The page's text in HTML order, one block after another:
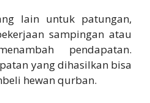
lain untuk patungan,
sampingan atau
pendapatan.
yang dihasilkan bisa
hewan qurban.